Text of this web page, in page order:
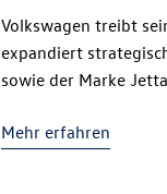
Volkswagen treibt
expandiert
sowie der Marke
in China gesteuert
Mehr erfahren